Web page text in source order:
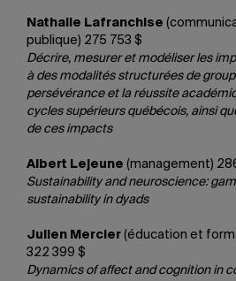
Nathalie Lafranchise
publique) 275 753 $
Décrire, mesurer et modéliser les
à des modalités structurées de
persévérance et la réussite
cycles supérieurs québécois, ainsi
de ces impacts
Albert Lejeune (management)
Sustainability and neuroscience:
sustainability in dyads
Julien Mercier (éducation et
322 399 $
Dynamics of affect and cognition in